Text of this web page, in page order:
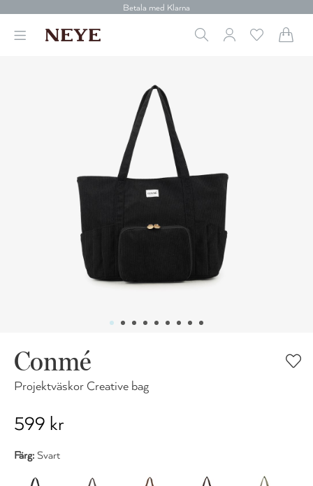
30 dagars retur
Betala med Klarna
Leverans 1-4 arbetsdagar
Betala med Klarna
Conmé
Projektväskor Creative bag
599 kr
Färg: Svart